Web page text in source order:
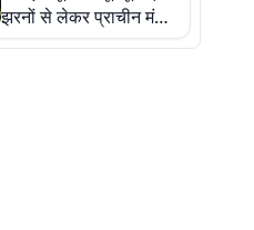
झरनों से लेकर प्राचीन मंदिरों
तक प्रकृति और आस्था का